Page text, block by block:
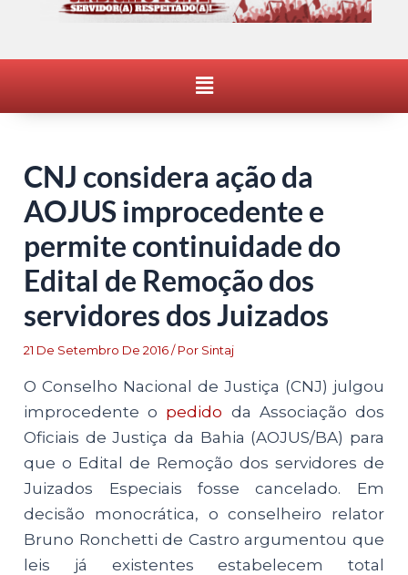
Menu
CNJ considera ação da
AOJUS improcedente e
permite continuidade do
Edital de Remoção dos
servidores dos Juizados
21 De Setembro De 2016/ Por Sintaj
O Conselho Nacional de Justiça (CNJ) julgou
improcedente o pedido da Associação dos
Oficiais de Justiça da Bahia (AOJUS/BA) para
que o Edital de Remoção dos servidores de
Juizados Especiais fosse cancelado. Em
decisão monocrática, o conselheiro relator
Bruno Ronchetti de Castro argumentou que
leis já existentes estabelecem total